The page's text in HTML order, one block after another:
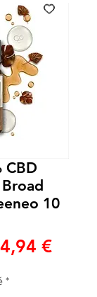
CBD
10
€Prix
*